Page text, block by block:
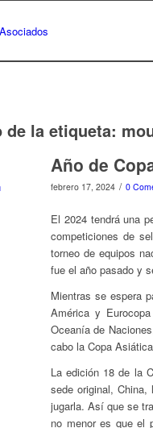
de la etiqueta:
Año de
febrero 17, 2024 / 0
El 2024 tendrá una
competiciones de
torneo de equipos
fue el año pasado y
Mientras se espera
América y
Oceanía de
cabo la Copa
La edición 18 de la
sede original,
jugarla. Así que se
no menor es que el